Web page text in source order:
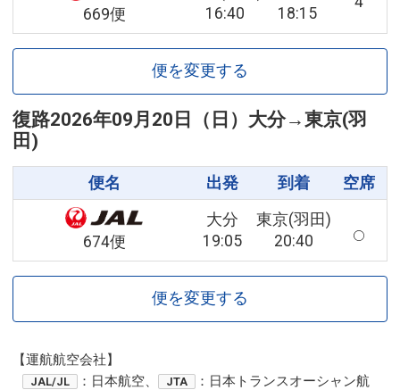
669便
16:40
18:15
便を変更する
復路2026年09月20日（日） 大分→東京(羽
田)
便名 出発 到着 空席
674便
大分
19:05
東京(羽田)
20:40
便を変更する
【運航航空会社】
JAL/JL ：日本航空、 JTA
：日本トランスオーシャン航